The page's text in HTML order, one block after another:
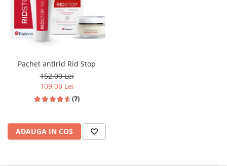
Pachet antirid Rid Stop
152,00 Lei
109,00 Lei
(7)
ADAUGA IN COS